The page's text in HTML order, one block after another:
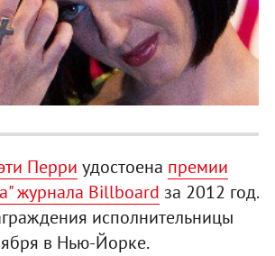
Перри удостоена премии
журнала Billboard за 2012 год.
исполнительницы
в Нью-Йорке.